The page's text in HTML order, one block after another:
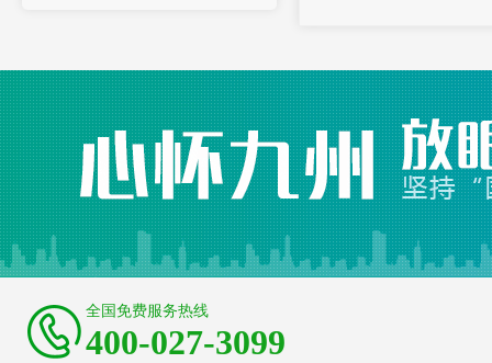
全国免费服务热线
400-027-3099